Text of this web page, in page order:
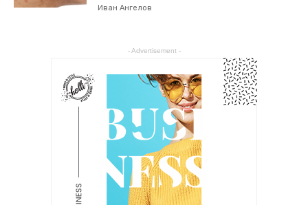
Иван Ангелов
- Advertisement -